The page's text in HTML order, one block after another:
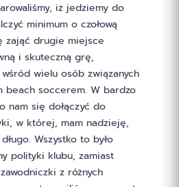
iż jedziemy do
minimum o czołową
zająć drugie miejsce
i skuteczną grę,
wielu osób związanych
beach soccerem. W bardzo
nam się dołączyć do
w której, mam nadzieję,
Wszystko to było
polityki klubu, zamiast
z różnych